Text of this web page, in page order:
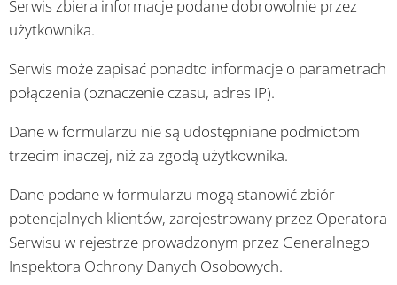
Serwis zbiera informacje podane dobrowolnie przez
użytkownika.
Serwis może zapisać ponadto informacje o parametrach
połączenia (oznaczenie czasu, adres IP).
Dane w formularzu nie są udostępniane podmiotom
trzecim inaczej, niż za zgodą użytkownika.
Dane podane w formularzu mogą stanowić zbiór
potencjalnych klientów, zarejestrowany przez Operatora
Serwisu w rejestrze prowadzonym przez Generalnego
Inspektora Ochrony Danych Osobowych.